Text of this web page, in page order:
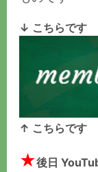
↓ こちらです
↑ こちらです
★後日